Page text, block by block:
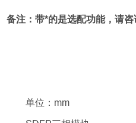
备注：带*的是选配功能，请
单位：mm